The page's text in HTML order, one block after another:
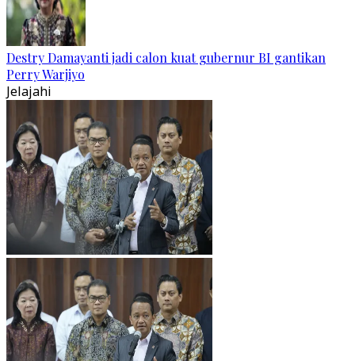
Destry Damayanti jadi calon kuat gubernur BI gantikan
Perry Warjiyo
Jelajahi